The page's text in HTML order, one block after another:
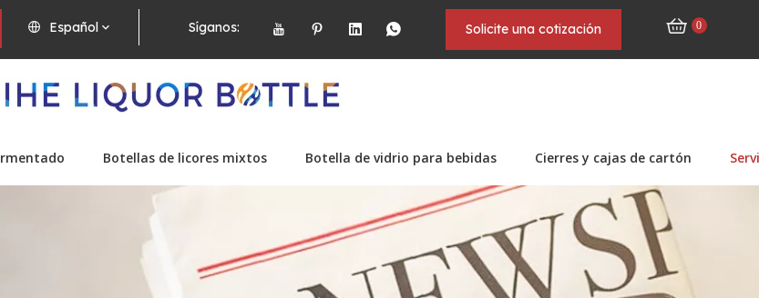
Español Síganos: Solicite una cotización 0
Botellas de licores mixtos Botella de vidrio para bebidas Cierres y cajas de cartón